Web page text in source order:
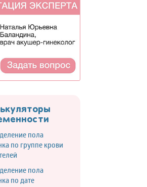
пола
по группе крови
пола
по дате